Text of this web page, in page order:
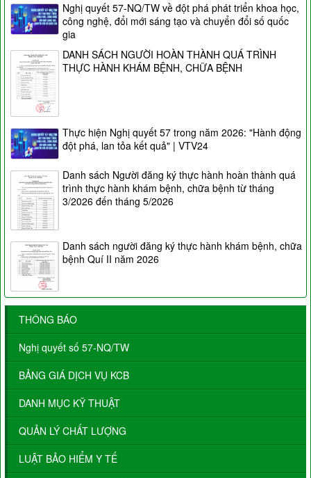
Nghị quyết 57-NQ/TW về đột phá phát triển khoa học,
công nghệ, đổi mới sáng tạo và chuyển đổi số quốc
gia
DANH SÁCH NGƯỜI HOÀN THÀNH QUÁ TRÌNH
THỰC HÀNH KHÁM BỆNH, CHỮA BỆNH
Thực hiện Nghị quyết 57 trong năm 2026: "Hành động
đột phá, lan tỏa kết quả" | VTV24
Danh sách Người đăng ký thực hành hoàn thành quá
trình thực hành khám bệnh, chữa bệnh từ tháng
3/2026 đến tháng 5/2026
Danh sách người đăng ký thực hành khám bệnh, chữa
bệnh Quí II năm 2026
THÔNG BÁO
Nghị quyết số 57-NQ/TW
BẢNG GIÁ DỊCH VỤ KCB
DANH MỤC KỸ THUẬT
QUẢN LÝ CHẤT LƯỢNG
LUẬT BẢO HIỂM Y TẾ